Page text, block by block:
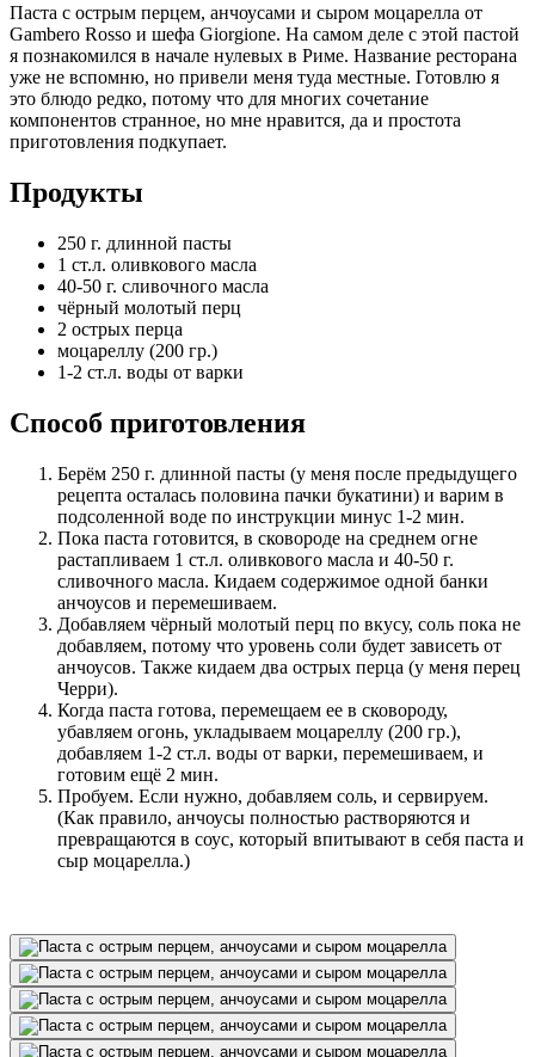
Паста с острым перцем, анчоусами и сыром моцарелла от
Gambero Rosso и шефа Giorgione. На самом деле с этой пастой
я познакомился в начале нулевых в Риме. Название ресторана
уже не вcпомню, но привели меня туда местные. Готовлю я
это блюдо редко, потому что для многих сочетание
компонентов странное, но мне нравится, да и простота
приготовления подкупает.
Продукты
250 г. длинной пасты
1 ст.л. оливкового масла
40-50 г. сливочного масла
чёрный молотый перц
2 острых перца
моцареллу (200 гр.)
1-2 ст.л. воды от варки
Способ приготовления
Берём 250 г. длинной пасты (у меня после предыдущего
рецепта осталась половина пачки букатини) и варим в
подсоленной воде по инструкции минус 1-2 мин.
Пока паста готовится, в сковороде на среднем огне
растапливаем 1 ст.л. оливкового масла и 40-50 г.
сливочного масла. Кидаем содержимое одной банки
анчоусов и перемешиваем.
Добавляем чёрный молотый перц по вкусу, соль пока не
добавляем, потому что уровень соли будет зависеть от
анчоусов. Также кидаем два острых перца (у меня перец
Черри).
Когда паста готова, перемещаем ее в сковороду,
убавляем огонь, укладываем моцареллу (200 гр.),
добавляем 1-2 ст.л. воды от варки, перемешиваем, и
готовим ещё 2 мин.
Пробуем. Если нужно, добавляем соль, и сервируем.
(Как правило, анчоусы полностью растворяются и
превращаются в соус, который впитывают в себя паста и
сыр моцарелла.)